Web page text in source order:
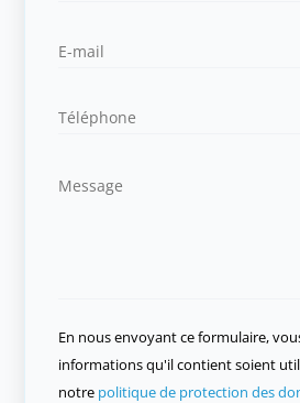
En nous envoyant ce formulaire,
informations qu'il contient soient
notre politique de protection des